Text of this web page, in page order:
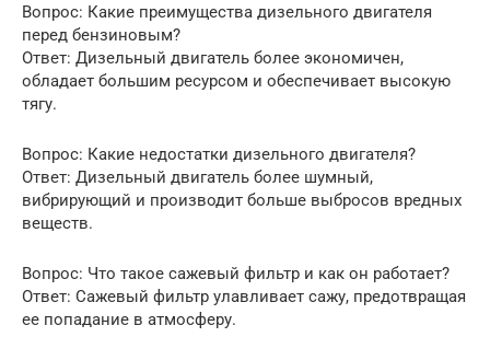
Вопрос: Какие преимущества дизельного двигателя
перед бензиновым?
Ответ: Дизельный двигатель более экономичен,
обладает большим ресурсом и обеспечивает высокую
тягу.
Вопрос: Какие недостатки дизельного двигателя?
Ответ: Дизельный двигатель более шумный,
вибрирующий и производит больше выбросов вредных
веществ.
Вопрос: Что такое сажевый фильтр и как он работает?
Ответ: Сажевый фильтр улавливает сажу, предотвращая
ее попадание в атмосферу.